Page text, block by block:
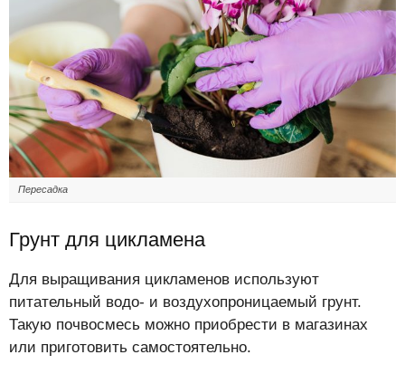
Пересадка
Грунт для цикламена
Для выращивания цикламенов используют
питательный водо- и воздухопроницаемый грунт.
Такую почвосмесь можно приобрести в магазинах
или приготовить самостоятельно.